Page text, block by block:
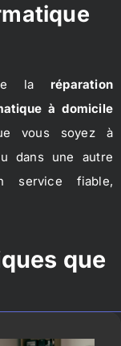
la réparation
à domicile
vous soyez à
dans une autre
service fiable,
que